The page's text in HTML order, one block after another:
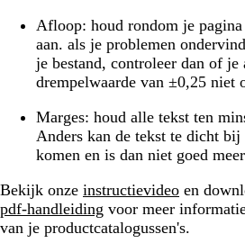
Afloop: houd rondom je
aan. als je problemen
je bestand, controleer dan of je
drempelwaarde van ±0,25 niet
Marges: houd alle tekst ten
Anders kan de tekst te dicht
komen en is dan niet goed
Bekijk onze instructievideo en
pdf-handleiding voor meer
van je productcatalogussen's.